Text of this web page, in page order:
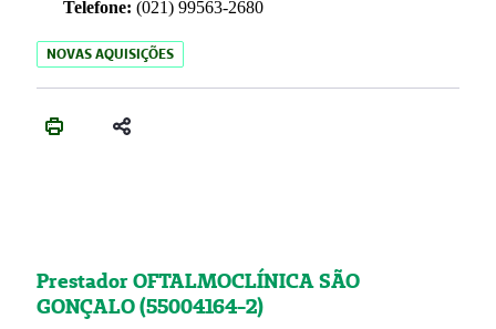
Telefone: (021) 99563-2680
NOVAS AQUISIÇÕES
Prestador OFTALMOCLÍNICA SÃO
GONÇALO (55004164-2)